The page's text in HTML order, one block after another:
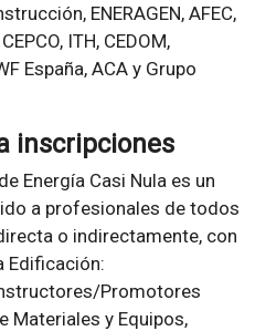
ENERAGEN, AFEC,
ITH, CEDOM,
España, ACA y Grupo
inscripciones
Energía Casi Nula es un
a profesionales de todos
o indirectamente, con
Edificación:
Promotores
Materiales y Equipos,